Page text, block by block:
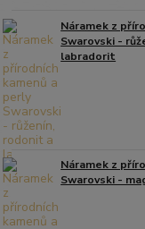
Náramek z
Swarovski -
labradorit
Náramek z
Swarovski -